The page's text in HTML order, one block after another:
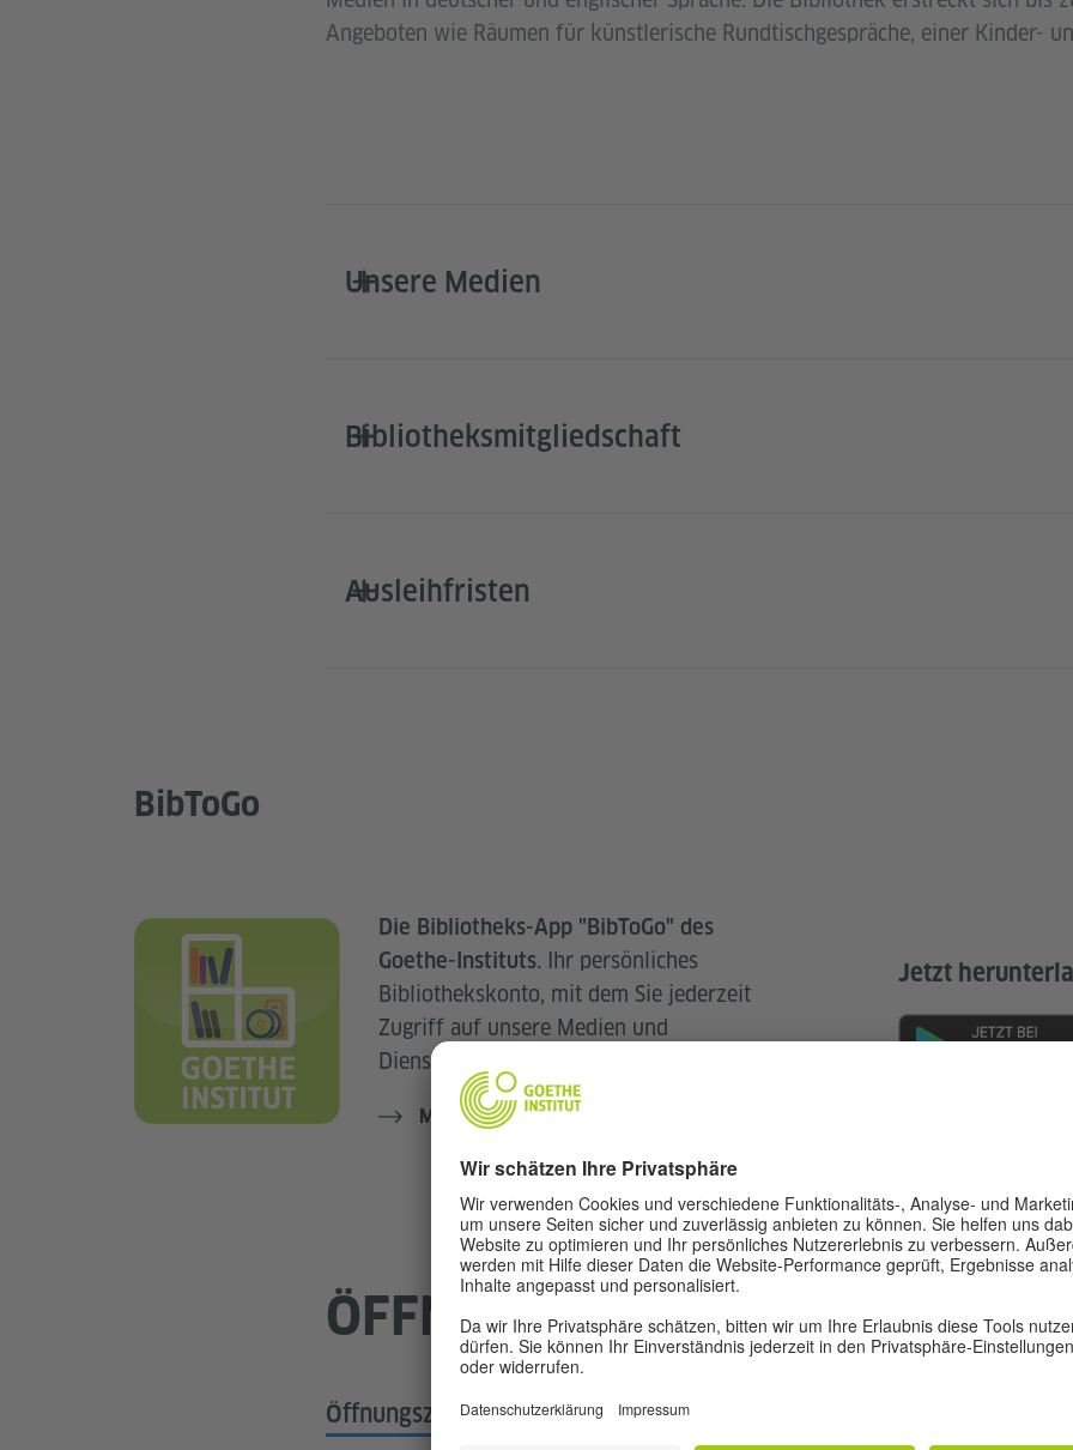
Angeboten wie Räumen für künstlerische Rundtischgespräche, einer Kinder-
Unsere Medien
Bibliotheksmitgliedschaft
Ausleihfristen
BibToGo
Die Bibliotheks-App "BibToGo" des
Goethe-Instituts. Ihr persönliches
Bibliothekskonto, mit dem Sie jederzeit
Zugriff auf unsere Medien und
Dienstleistungen haben.
Mehr erfahren
Jetzt
ÖFFNUNGSZEITEN
Öffnungszeiten